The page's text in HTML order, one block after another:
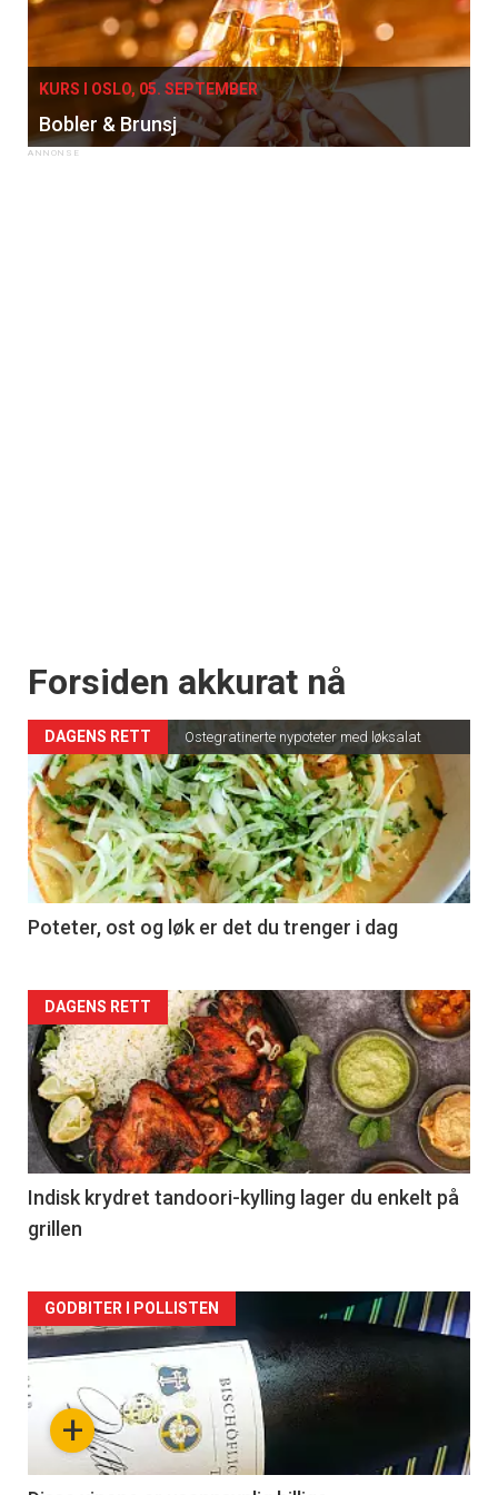
KURS I OSLO, 05. SEPTEMBER
Bobler & Brunsj
Forsiden akkurat nå
DAGENS RETT Ostegratinerte nypoteter med løksalat
Poteter, ost og løk er det du trenger i dag
Forsiden
akkurat
nå
-
2
DAGENS RETT
Indisk krydret tandoori-kylling lager du enkelt på
grillen
Forsiden
akkurat
nå+
GODBITER I POLLISTEN